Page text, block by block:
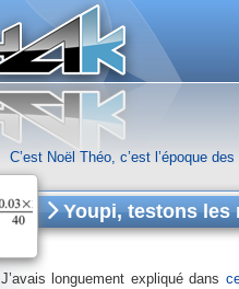
C’est Noël Théo, c’est l’époque
Youpi, testons les
J’avais longuement expliqué dans